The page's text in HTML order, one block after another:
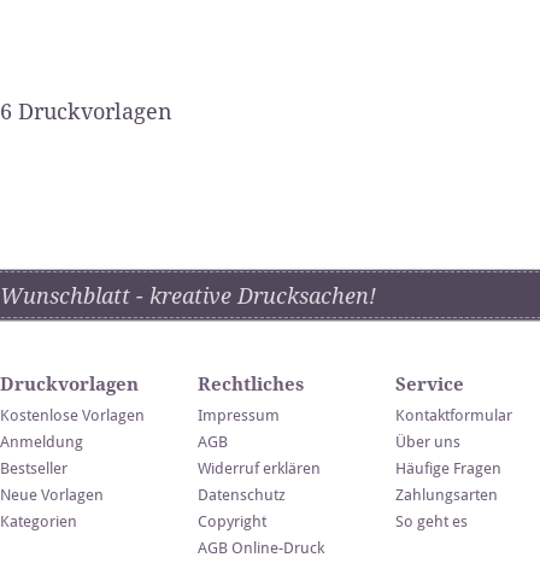
6 Druckvorlagen
Wunschblatt - kreative Drucksachen!
Druckvorlagen
Kostenlose Vorlagen
Anmeldung
Bestseller
Neue Vorlagen
Kategorien
Rechtliches
Impressum
AGB
Widerruf erklären
Datenschutz
Copyright
AGB Online-Druck
Service
Kontaktformular
Über uns
Häufige Fragen
Zahlungsarten
So geht es